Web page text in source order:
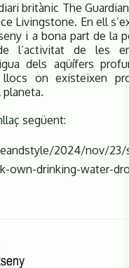
britànic The
Livingstone. En ell
i a bona part de la
l’activitat de les
dels aqüífers
on existeixen
planeta.
següent:
2024/nov/23/
own-drinking-water-